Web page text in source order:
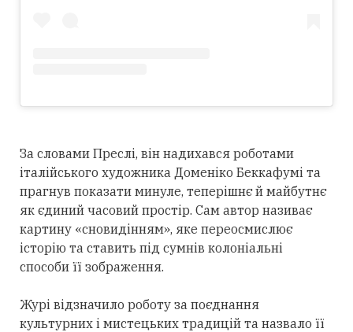
За словами Преслі, він надихався роботами
італійського художника Доменіко Беккафумі та
прагнув показати минуле, теперішнє й майбутнє
як єдиний часовий простір. Сам автор називає
картину «сновидінням», яке переосмислює
історію та ставить під сумнів колоніальні
способи її зображення.
Журі відзначило роботу за поєднання
культурних і мистецьких традицій та назвало її